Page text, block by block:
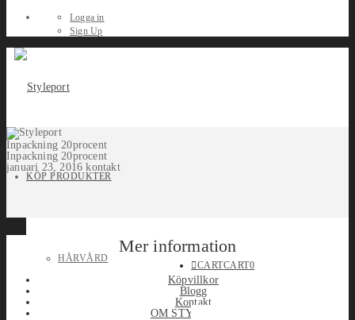
Logga in
Sign Up
KÖP PRODUKTER
HÅRVÅRD
CARTCART0
Inpackning 20procent
Inpackning 20procent
januari 23, 2016 kontakt
Mer information
Köpvillkor
Blogg
Kontakt
OM STYLEPORT